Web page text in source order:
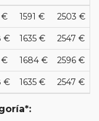
€ 1591 € 2503 €
€ 1635 € 2547 €
€ 1684 € 2596 €
€ 1635 € 2547 €